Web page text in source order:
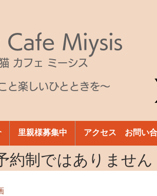
Cafe Miysis
カフェ ミーシス
と楽しいひとときを～
里親様募集中 アクセス お問い
約制ではありません